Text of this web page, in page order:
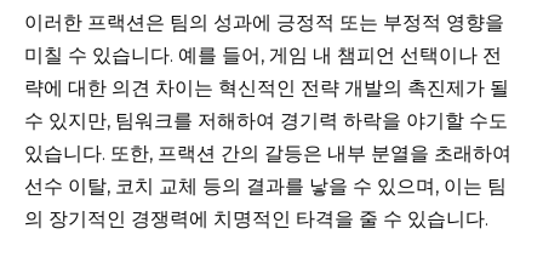
이러한 프랙션은 팀의 성과에 긍정적 또는 부정적 영향을
미칠 수 있습니다. 예를 들어, 게임 내 챔피언 선택이나 전
략에 대한 의견 차이는 혁신적인 전략 개발의 촉진제가 될
수 있지만, 팀워크를 저해하여 경기력 하락을 야기할 수도
있습니다. 또한, 프랙션 간의 갈등은 내부 분열을 초래하여
선수 이탈, 코치 교체 등의 결과를 낳을 수 있으며, 이는 팀
의 장기적인 경쟁력에 치명적인 타격을 줄 수 있습니다.